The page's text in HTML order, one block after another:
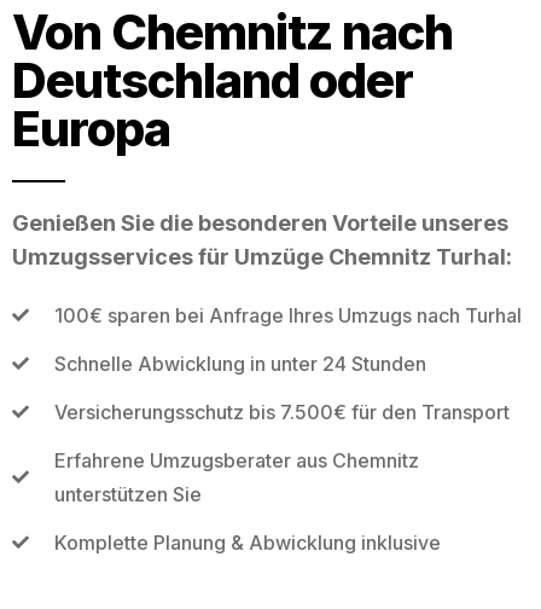
Von Chemnitz nach
Deutschland oder
Europa
Genießen Sie die besonderen Vorteile unseres
Umzugsservices für Umzüge Chemnitz Turhal:
100€ sparen bei Anfrage Ihres Umzugs nach Turhal
Schnelle Abwicklung in unter 24 Stunden
Versicherungsschutz bis 7.500€ für den Transport
Erfahrene Umzugsberater aus Chemnitz
unterstützen Sie
Komplette Planung & Abwicklung inklusive